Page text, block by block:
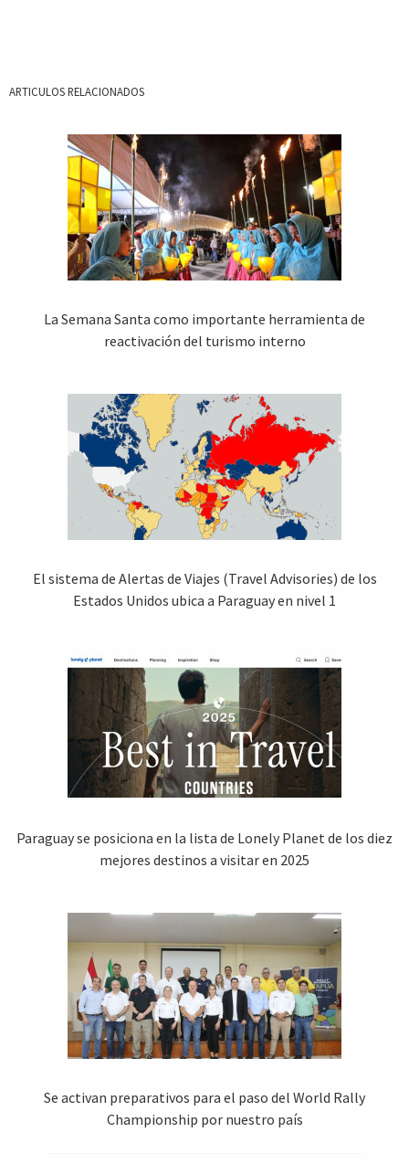
ARTICULOS RELACIONADOS
La Semana Santa como importante herramienta de
reactivación del turismo interno
El sistema de Alertas de Viajes (Travel Advisories) de los
Estados Unidos ubica a Paraguay en nivel 1
Paraguay se posiciona en la lista de Lonely Planet de los diez
mejores destinos a visitar en 2025
Se activan preparativos para el paso del World Rally
Championship por nuestro país